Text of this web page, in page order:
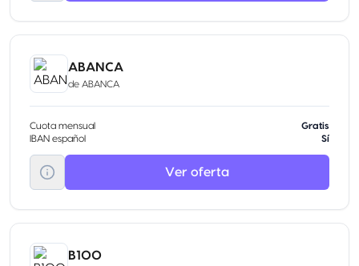
ABANCA
de ABANCA
Cuota mensual
Gratis
IBAN español
Sí
Ver oferta
B100